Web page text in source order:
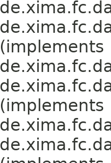
(implements
(implements